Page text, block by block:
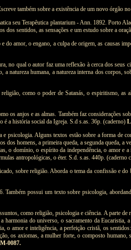
também sobre a existência de um novo órgão
seu Terapêutica plantarium - Ann. 1892. Porto
sentidos, as sensações e um estudo sobre a
amor, o engano, a culpa de origem, as causas
qual o autor faz uma reflexão à cerca dos seus
natureza humana, a natureza interna dos
como o poder de Satanás, o espiritismo,
os anjos e as almas. Também faz considerações
é a história social da Igreja. S.d s.as. 36p. (caderno)
psicologia. Alguns textos estão sobre a forma de
homens, a primeira queda, a segunda queda,
o domínio, o espírito da independência, o amor
antropológicas, o éter. S.d. s.as. 440p. (caderno
sobre religião. Aborda o tema da confissão e
possui um texto sobre psicologia,
como religião, psicologia e ciência. A parte
do universo, o sacramento da
amor e inteligência, a perfeição cristã, os
os axiomas, a mulher forte, o composto
0087.